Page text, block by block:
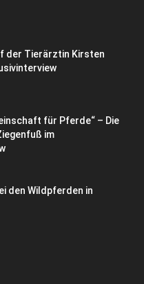
der Tierärztin Kirsten
für Pferde“ – Die
im
den Wildpferden in